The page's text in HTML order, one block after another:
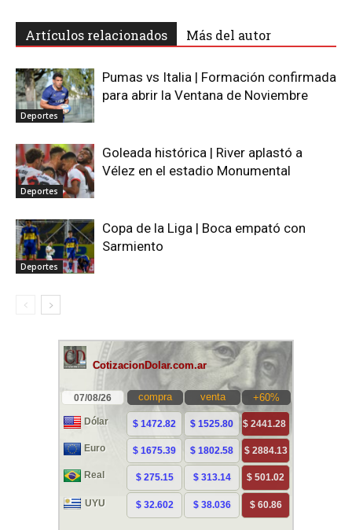
Artículos relacionados Más del autor
Deportes
Pumas vs Italia | Formación confirmada
para abrir la Ventana de Noviembre
Deportes
Goleada histórica | River aplastó a
Vélez en el estadio Monumental
Deportes
Copa de la Liga | Boca empató con
Sarmiento